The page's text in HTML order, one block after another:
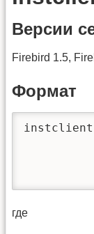
Версии
Firebird 1.5,
Формат
где